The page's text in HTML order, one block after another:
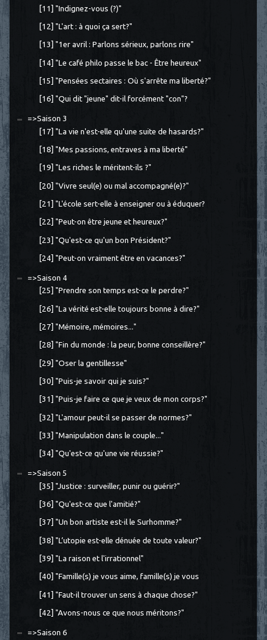
[11] "Indignez-vous (?)"
[12] "L'art : à quoi ça sert?"
[13] "1er avril : Parlons sérieux, parlons rire"
[14] "Le café philo passe le bac - Être heureux"
[15] "Pensées sectaires : Où s'arrête ma liberté?"
[16] "Qui dit "jeune" dit-il forcément "con"?
=>Saison 3
[17] "La vie n'est-elle qu'une suite de hasards?"
[18] "Mes passions, entraves à ma liberté"
[19] "Les riches le méritent-ils ?"
[20] "Vivre seul(e) ou mal accompagné(e)?"
[21] "L'école sert-elle à enseigner ou à éduquer?
[22] "Peut-on être jeune et heureux?"
[23] "Qu'est-ce qu'un bon Président?"
[24] "Peut-on vraiment être en vacances?"
=>Saison 4
[25] "Prendre son temps est-ce le perdre?"
[26] "La vérité est-elle toujours bonne à dire?"
[27] "Mémoire, mémoires..."
[28] "Fin du monde : la peur, bonne conseillère?"
[29] "Oser la gentillesse"
[30] "Puis-je savoir qui je suis?"
[31] "Puis-je faire ce que je veux de mon corps?"
[32] "L'amour peut-il se passer de normes?"
[33] "Manipulation dans le couple..."
[34] "Qu'est-ce qu'une vie réussie?"
=>Saison 5
[35] "Justice : surveiller, punir ou guérir?"
[36] "Qu'est-ce que l'amitié?"
[37] "Un bon artiste est-il le Surhomme?"
[38] "L’utopie est-elle dénuée de toute valeur?"
[39] "La raison et l'irrationnel"
[40] "Famille(s) je vous aime, famille(s) je vous
[41] "Faut-il trouver un sens à chaque chose?"
[42] "Avons-nous ce que nous méritons?"
=>Saison 6